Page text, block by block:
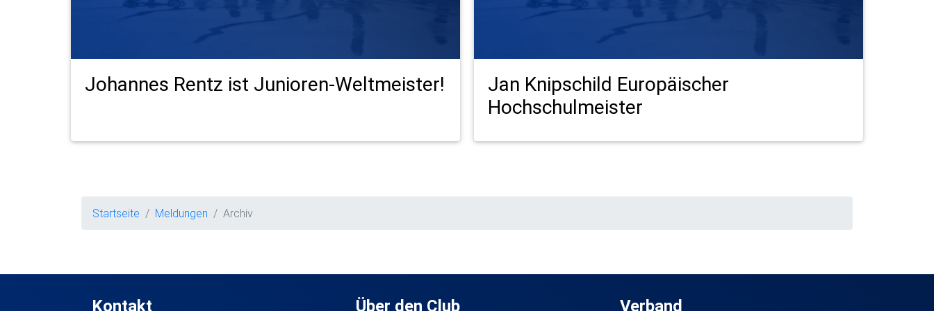
Johannes Rentz ist Junioren-Weltmeister!
Jan Knipschild Europäischer
Hochschulmeister
Startseite Meldungen Archiv
Kontakt Über den Club Verband